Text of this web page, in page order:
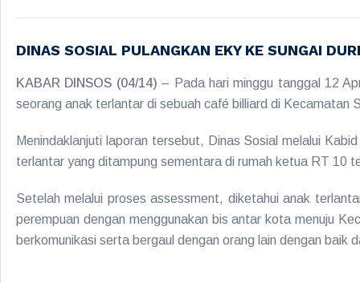
DINAS SOSIAL PULANGKAN EKY KE SUNGAI
KABAR DINSOS (04/14) – Pada hari minggu tanggal 12
seorang anak terlantar di sebuah café billiard di Kecamatan
Menindaklanjuti laporan tersebut, Dinas Sosial melalui
terlantar yang ditampung sementara di rumah ketua RT 10
Setelah melalui proses assessment, diketahui anak
perempuan dengan menggunakan bis antar kota menuju
berkomunikasi serta bergaul dengan orang lain dengan baik